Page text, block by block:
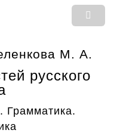
М. А.
русского
Грамматика.